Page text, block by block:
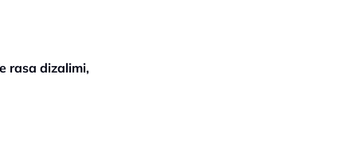
rasa dizalimi,